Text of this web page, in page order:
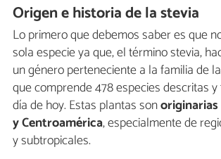
Origen e historia de la stevia
Lo primero que debemos saber es que
sola especie ya que, el término stevia,
un género perteneciente a la familia de
que comprende 478 especies descritas y
día de hoy. Estas plantas son
y Centroamérica, especialmente de
y subtropicales.